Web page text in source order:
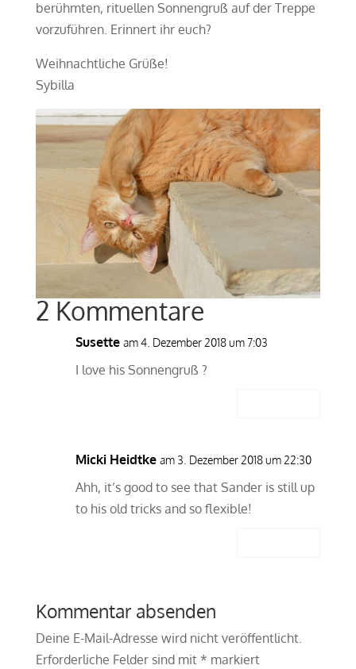
berühmten, rituellen Sonnengruß auf der Treppe
vorzuführen. Erinnert ihr euch?
Weihnachtliche Grüße!
Sybilla
2 Kommentare
Susette am 4. Dezember 2018 um 7:03
I love his Sonnengruß ?
Micki Heidtke am 3. Dezember 2018 um 22:30
Ahh, it’s good to see that Sander is still up
to his old tricks and so flexible!
Kommentar absenden
Deine E-Mail-Adresse wird nicht veröffentlicht.
Erforderliche Felder sind mit * markiert